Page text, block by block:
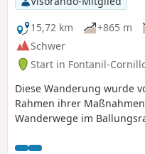
15,72 km
+865 m
Schwer
Start in Fontanil-
Diese Wanderung wurde
Rahmen ihrer
Wanderwege im
ermöglicht es, die